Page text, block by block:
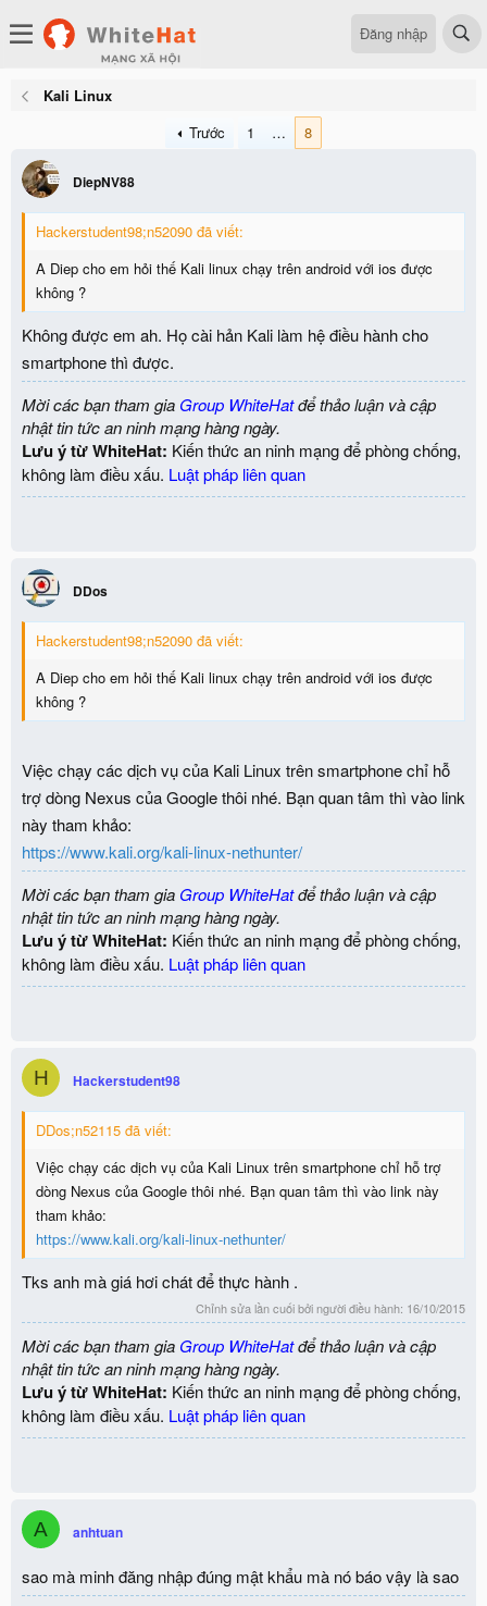
Đăng nhập
Kali Linux
Trước
1 … 8
DiepNV88
Hackerstudent98;n52090 đã viết:
A Diep cho em hỏi thế Kali linux chạy trên android với ios được
không ?
Không được em ah. Họ cài hản Kali làm hệ điều hành cho
smartphone thì được.
Mời các bạn tham gia Group WhiteHatđể thảo luận và cập
nhật tin tức an ninh mạng hàng ngày.
Lưu ý từ WhiteHat: Kiến thức an ninh mạng để phòng chống,
không làm điều xấu. Luật pháp liên quan
DDos
Hackerstudent98;n52090 đã viết:
A Diep cho em hỏi thế Kali linux chạy trên android với ios được
không ?
Việc chạy các dịch vụ của Kali Linux trên smartphone chỉ hỗ
trợ dòng Nexus của Google thôi nhé. Bạn quan tâm thì vào link
này tham khảo:
https://www.kali.org/kali-linux-nethunter/
Mời các bạn tham gia Group WhiteHatđể thảo luận và cập
nhật tin tức an ninh mạng hàng ngày.
Lưu ý từ WhiteHat: Kiến thức an ninh mạng để phòng chống,
không làm điều xấu. Luật pháp liên quan
H Hackerstudent98
DDos;n52115 đã viết:
Việc chạy các dịch vụ của Kali Linux trên smartphone chỉ hỗ trợ
dòng Nexus của Google thôi nhé. Bạn quan tâm thì vào link này
tham khảo:
https://www.kali.org/kali-linux-nethunter/
Tks anh mà giá hơi chát để thực hành .
Chỉnh sửa lần cuối bởi người điều hành: 16/10/2015
Mời các bạn tham gia Group WhiteHatđể thảo luận và cập
nhật tin tức an ninh mạng hàng ngày.
Lưu ý từ WhiteHat: Kiến thức an ninh mạng để phòng chống,
không làm điều xấu. Luật pháp liên quan
A anhtuan
sao mà minh đăng nhập đúng mật khẩu mà nó báo vậy là sao